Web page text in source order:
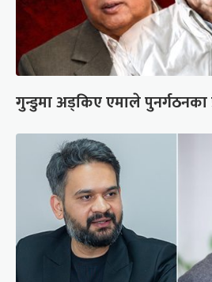
गुन्डुमा अड्किए एमाले पुनर्गठनका